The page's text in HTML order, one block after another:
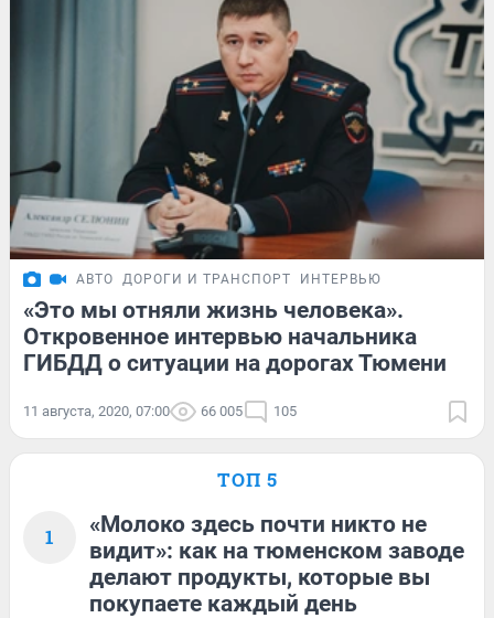
АВТО ДОРОГИ И ТРАНСПОРТ ИНТЕРВЬЮ
«Это мы отняли жизнь человека».
Откровенное интервью начальника
ГИБДД о ситуации на дорогах Тюмени
11 августа, 2020, 07:00 66 005 105
ТОП 5
1
«Молоко здесь почти никто не
видит»: как на тюменском заводе
делают продукты, которые вы
покупаете каждый день